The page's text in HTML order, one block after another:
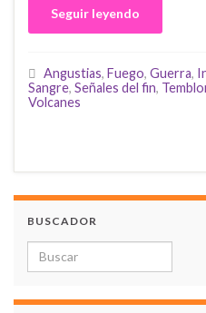
Seguir leyendo
Angustias, Fuego, Guerra,
Sangre, Señales del fin,
Volcanes
BUSCADOR
Search for: